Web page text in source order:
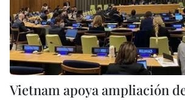
Vietnam apoya ampliación